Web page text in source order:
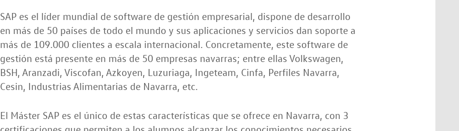
SAP es el líder mundial de software de gestión empresarial, dispone de desarrollo
en más de 50 países de todo el mundo y sus aplicaciones y servicios dan soporte a
más de 109.000 clientes a escala internacional. Concretamente, este software de
gestión está presente en más de 50 empresas navarras; entre ellas Volkswagen,
BSH, Aranzadi, Viscofan, Azkoyen, Luzuriaga, Ingeteam, Cinfa, Perfiles Navarra,
Cesin, Industrias Alimentarias de Navarra, etc.
El Máster SAP es el único de estas características que se ofrece en Navarra, con 3